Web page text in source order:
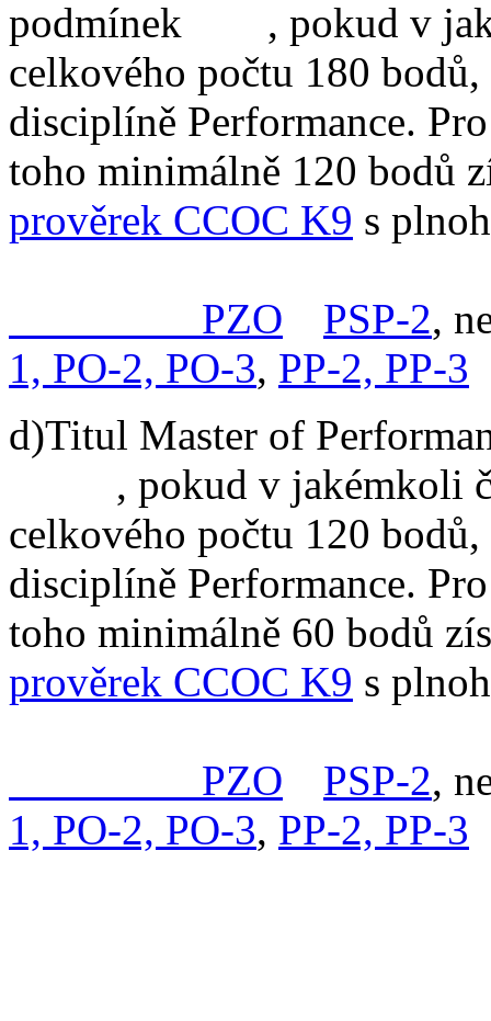
podmínek
, pokud v
celkového počtu 180
disciplíně Performance.
toho minimálně 120 bodů
prověrek CCOC K9 s
PZO PSP-2,
1, PO-2, PO-3, PP-2, PP-3
d)Titul Master of
, pokud v jakémkoli
celkového počtu 120
disciplíně Performance.
toho minimálně 60 bodů
prověrek CCOC K9 s
PZO PSP-2,
1, PO-2, PO-3, PP-2, PP-3